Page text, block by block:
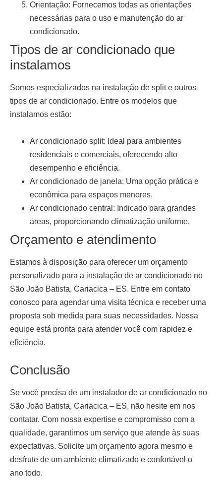
Orientação: Fornecemos todas as orientações
necessárias para o uso e manutenção do ar
condicionado.
Tipos de ar condicionado que
instalamos
Somos especializados na instalação de splite outros
tipos de ar condicionado. Entre os modelos que
instalamos estão:
Ar condicionado split: Ideal para ambientes
residenciais e comerciais, oferecendo alto
desempenho e eficiência.
Ar condicionado de janela: Uma opção prática e
econômica para espaços menores.
Ar condicionado central: Indicado para grandes
áreas, proporcionando climatização uniforme.
Orçamento e atendimento
Estamos à disposição para oferecer um orçamento
personalizado para a instalação de ar condicionado no
São João Batista, Cariacica – ES. Entre em contato
conosco para agendar uma visita técnica e receber uma
proposta sob medida para suas necessidades. Nossa
equipe está pronta para atender você com rapidez e
eficiência.
Conclusão
Se você precisa de um instalador de ar condicionado no
São João Batista, Cariacica – ES, não hesite em nos
contatar. Com nossa expertise e compromisso com a
qualidade, garantimos um serviço que atende às suas
expectativas. Solicite um orçamento agora mesmo e
desfrute de um ambiente climatizado e confortável o
ano todo.